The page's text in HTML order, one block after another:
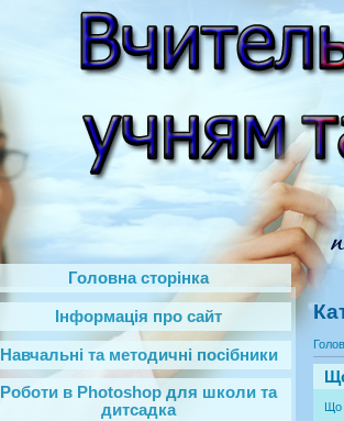
Головна сторінка
Інформація про сайт
Навчальні та методичні посібники
Роботи в Photoshop‎ для школи та
дитсадка
Що